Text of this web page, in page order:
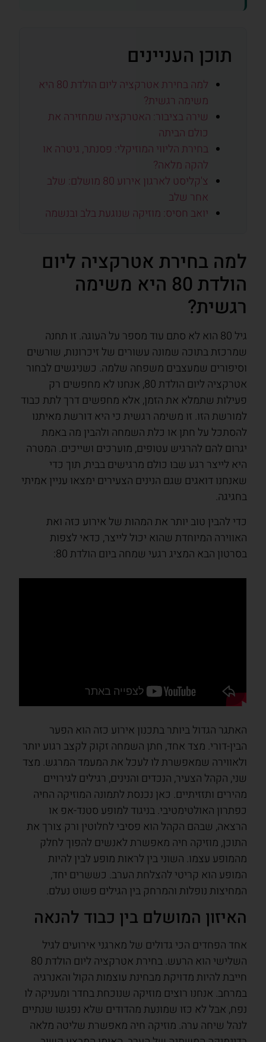
תוכן העניינים
למה בחירת אטרקציה ליום הולדת 80 היא
משימה רגשית?
שירה בציבור: האטרקציה שמחזירה את
כולם הביתה
בחירת הליווי המוזיקלי: פסנתר, גיטרה או
להקה מלאה?
צ'קליסט לארגון אירוע 80 מושלם: שלב
אחר שלב
יואב חסיס: מוזיקה שנוגעת בלב ובנשמה
למה בחירת אטרקציה ליום
הולדת 80 היא משימה
רגשית?
גיל 80 הוא לא סתם עוד מספר על העוגה. זו תחנה
שמרכזת בתוכה שמונה עשורים של זיכרונות, שורשים
וסיפורים שמעצבים משפחה שלמה. כשניגשים לבחור
אטרקציה ליום הולדת 80, אנחנו לא מחפשים רק
פעילות שתמלא את הזמן, אלא מחפשים דרך לתת כבוד
למורשת הזו. זו משימה רגשית כי היא דורשת מאיתנו
להסתכל על חתן או כלת השמחה ולהבין מה באמת
יגרום להם להרגיש עטופים, מוערכים ושייכים. המטרה
היא לייצר רגע שבו כולם מרגישים בבית, תוך כדי
שאנחנו דואגים שגם הנינים הצעירים ימצאו עניין אמיתי
בחגיגה.
כדי להבין טוב יותר את המהות של אירוע כזה ואת
האווירה המיוחדת שהוא יכול לייצר, כדאי לצפות
בסרטון הבא המציג רגעי שמחה ביום הולדת 80:
האתגר הגדול ביותר בתכנון אירוע כזה הוא הפער
הבין-דורי. מצד אחד, חתן השמחה זקוק לקצב רגוע יותר
ולאווירה שמאפשרת לו לעכל את המעמד המרגש. מצד
שני, הקהל הצעיר, הנכדים והנינים, רגילים לגירויים
מהירים ותזזיתיים. כאן נכנסת לתמונה המוזיקה החיה
כפתרון האולטימטיבי. בניגוד למופע סטנד-אפ או
הרצאה, שבהם הקהל הוא פסיבי לחלוטין ורק צורך את
התוכן, מוזיקה חיה מאפשרת לאנשים להפוך לחלק
מהמופע עצמו. השוני בין לראות מופע לבין להיות
המופע הוא קריטי להצלחת הערב. כששרים יחד,
המחיצות נופלות והמרחק בין הגילים פשוט נעלם.
האיזון המושלם בין כבוד להנאה
אחד הפחדים הכי גדולים של מארגני אירועים לגיל
השלישי הוא הרעש. בחירת אטרקציה ליום הולדת 80
חייבת להיות מדויקת מבחינת עוצמות הקול והאנרגיה
במרחב. אנחנו רוצים מוזיקה שנוכחת בחדר ומעניקה לו
נפח, אבל לא כזו שמונעת מהדודים שלא נפגשו שנתיים
לנהל שיחה ערה. מוזיקה חיה מאפשרת שליטה מלאה